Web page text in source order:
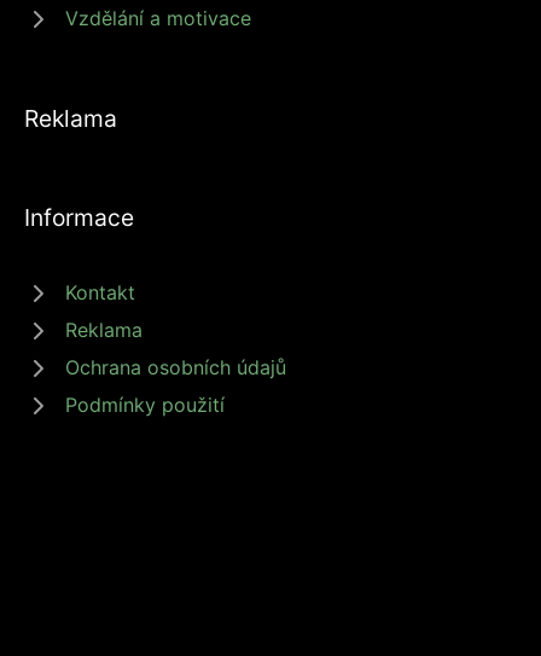
Vzdělání a motivace
Reklama
Informace
Kontakt
Reklama
Ochrana osobních údajů
Podmínky použití